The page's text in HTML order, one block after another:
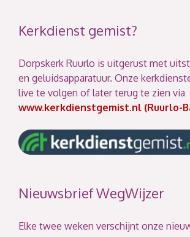
Kerkdienst gemist?
Dorpskerk Ruurlo is uitgerust met
en geluidsapparatuur. Onze
live te volgen of later terug te zien via
www.kerkdienstgemist.nl (Ruurlo-
Nieuwsbrief WegWijzer
Elke twee weken verschijnt onze